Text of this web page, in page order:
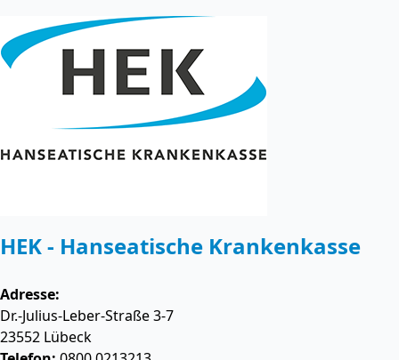
HEK - Hanseatische Krankenkasse
Adresse:
Dr.-Julius-Leber-Straße 3-7
23552 Lübeck